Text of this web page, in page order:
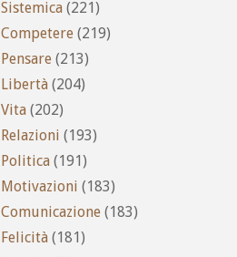
Sistemica (221)
Competere (219)
Pensare (213)
Libertà (204)
Vita (202)
Relazioni (193)
Politica (191)
Motivazioni (183)
Comunicazione (183)
Felicità (181)